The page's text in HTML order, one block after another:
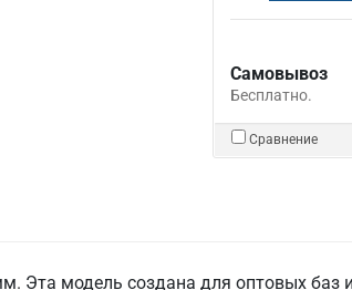
Самовывоз
Бесплатно.
Сравнение
Эта модель создана для оптовых баз